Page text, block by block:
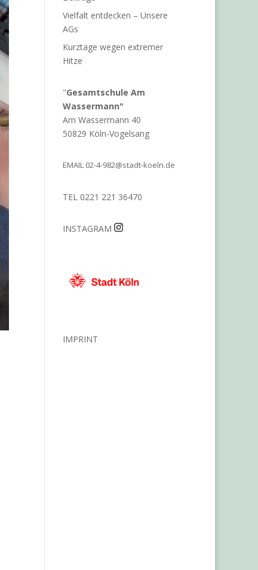
Vielfalt entdecken – Unsere
AGs
Kurztage wegen extremer
Hitze
"Gesamtschule Am
Wassermann"
Am Wassermann 40
50829 Köln-Vogelsang
EMAIL 02-4-982@stadt-koeln.de
TEL 0221 221 36470
INSTAGRAM
IMPRINT